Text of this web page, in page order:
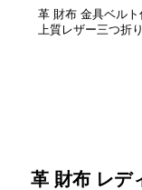
革 財布 金具ベルト
上質レザー三つ折
革 財布 レデ